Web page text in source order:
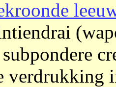
verdrukking